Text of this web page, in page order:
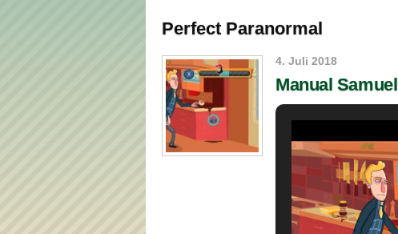
Perfect Paranormal
4. Juli 2018
Manual Samuel